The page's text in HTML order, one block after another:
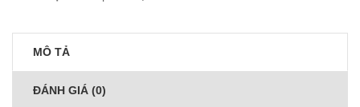
MÔ TẢ
ĐÁNH GIÁ (0)